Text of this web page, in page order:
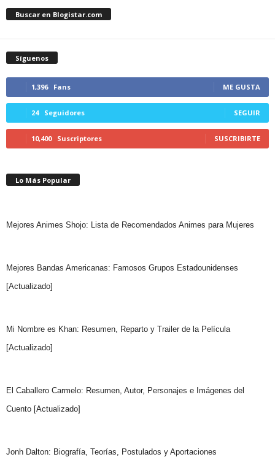
Buscar en Blogistar.com
Síguenos
1,396 Fans ME GUSTA
24 Seguidores SEGUIR
10,400 Suscriptores SUSCRIBIRTE
Lo Más Popular
Mejores Animes Shojo: Lista de Recomendados Animes para Mujeres
Mejores Bandas Americanas: Famosos Grupos Estadounidenses
[Actualizado]
Mi Nombre es Khan: Resumen, Reparto y Trailer de la Película
[Actualizado]
El Caballero Carmelo: Resumen, Autor, Personajes e Imágenes del
Cuento [Actualizado]
Jonh Dalton: Biografía, Teorías, Postulados y Aportaciones